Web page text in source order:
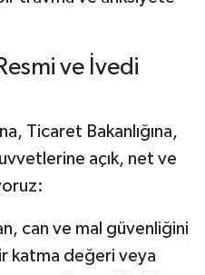
ve İvedi
Ticaret Bakanlığına,
açık, net ve
can ve mal güvenliğini
katma değeri veya